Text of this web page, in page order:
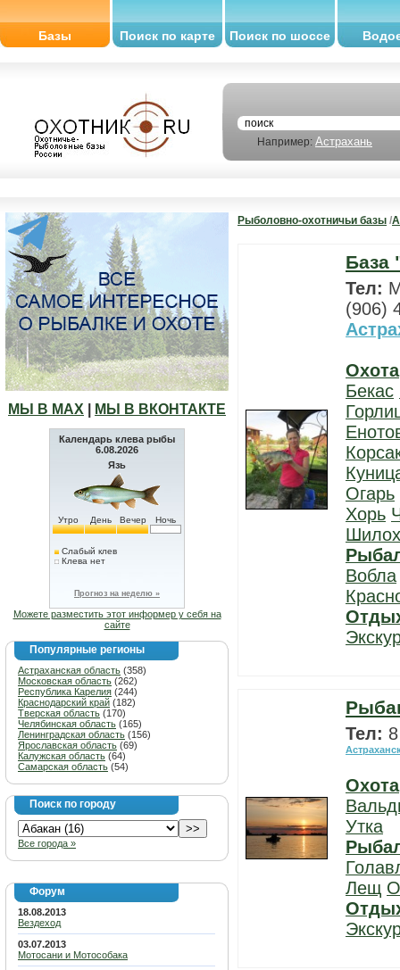
Базы Поиск по карте Поиск по шоссе
Например: Астрахань
МЫ В МАХ МЫ В ВКОНТАКТЕ
Календарь клева рыбы
6.08.2026
Язь
Утро День Вечер Ночь
Слабый клев
Клева нет
Прогноз на неделю »
Можете разместить этот информер у себя на
сайте
Популярные регионы
Астраханская область (358)
Московская область (262)
Республика Карелия (244)
Краснодарский край (182)
Тверская область (170)
Челябинская область (165)
Ленинградская область (156)
Ярославская область (69)
Калужская область (64)
Самарская область (54)
Поиск по городу
Все города »
Форум
18.08.2013
Вездеход
03.07.2013
Мотосани и Мотособака
Рыболовно-охотничьи базы /
База
Тел:
(906)
Охота
Бекас
Огарь
Хорь
Вобла
Тел:
Охота
Утка
Лещ